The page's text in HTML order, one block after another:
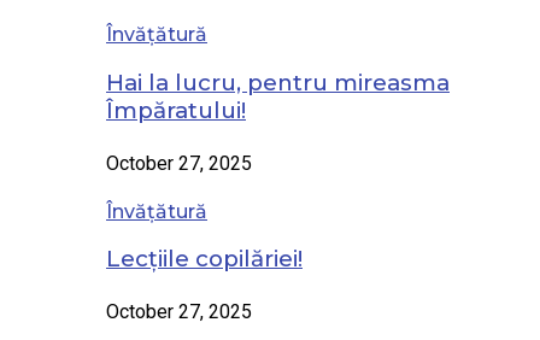
Învățătură
Hai la lucru, pentru mireasma
Împăratului!
October 27, 2025
Învățătură
Lecțiile copilăriei!
October 27, 2025